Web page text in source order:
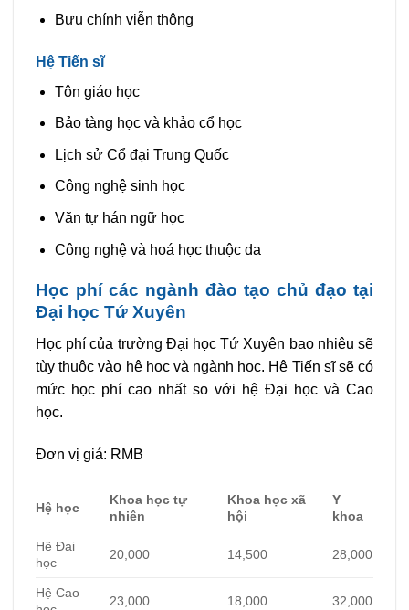
Bưu chính viễn thông
Hệ Tiến sĩ
Tôn giáo học
Bảo tàng học và khảo cổ học
Lịch sử Cổ đại Trung Quốc
Công nghệ sinh học
Văn tự hán ngữ học
Công nghệ và hoá học thuộc da
Học phí các ngành đào tạo chủ đạo tại
Đại học Tứ Xuyên
Học phí của trường Đại học Tứ Xuyên bao nhiêu sẽ
tùy thuộc vào hệ học và ngành học. Hệ Tiến sĩ sẽ có
mức học phí cao nhất so với hệ Đại học và Cao
học.
Đơn vị giá: RMB
Hệ học
Khoa học tự
nhiên
Khoa học xã
hội
Y
khoa
Hệ Đại
học
20,000 14,500 28,000
Hệ Cao
23,000 18,000 32,000